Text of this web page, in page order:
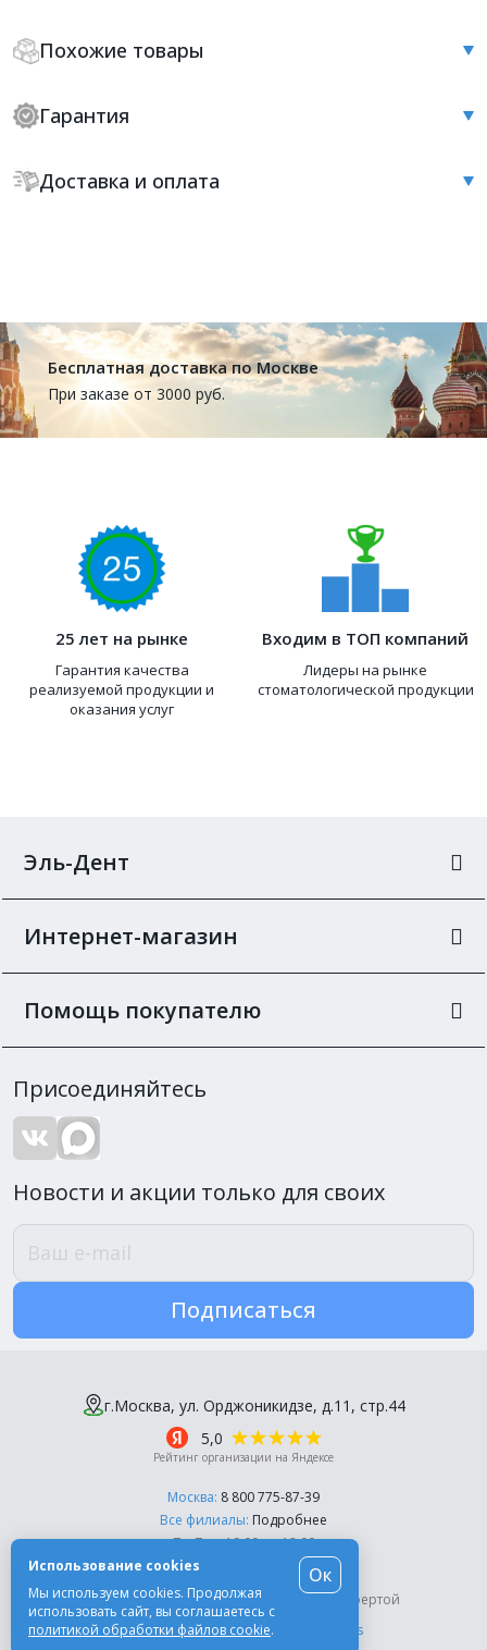
Похожие товары
Гарантия
Доставка и оплата
Бесплатная доставка по Москве
При заказе от 3000 руб.
25 лет на рынке
Гарантия качества
реализуемой продукции и
оказания услуг
Входим в ТОП компаний
Лидеры на рынке
стоматологической продукции
Эль-Дент
Интернет-магазин
Помощь покупателю
Присоединяйтесь
Новости и акции только для своих
Подписаться
© Компания «Эль-Дент», 2003-2026
Цены на сайте не являются публичной офертой
Разработка сайта -Moscow Dynamics
г.Москва, ул. Орджоникидзе, д.11, стр.44
5,0
Рейтинг организации на Яндексе
Москва: 8 800 775-87-39
Все филиалы: Подробнее
Пн-Пт, с 10:00 до 18:00
Использование cookies
Мы используем cookies. Продолжая
использовать сайт, вы соглашаетесь с
политикой обработки файлов cookie.
Ок